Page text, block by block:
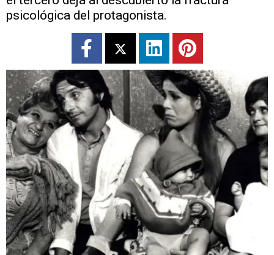
psicológica del protagonista.